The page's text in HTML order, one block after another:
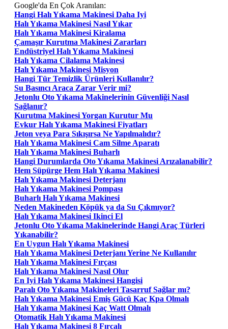
Google'da En Çok Aranılan:
Hangi Halı Yıkama Makinesi Daha Iyi
Halı Yıkama Makinesi Nasıl Yıkar
Halı Yıkama Makinesi Kiralama
Çamaşır Kurutma Makinesi Zararları
Endüstriyel Halı Yıkama Makinesi
Halı Yıkama Cilalama Makinesi
Halı Yıkama Makinesi Misyon
Hangi Tür Temizlik Ürünleri Kullanılır?
Su Basıncı Araca Zarar Verir mi?
Jetonlu Oto Yıkama Makinelerinin Güvenliği Nasıl
Sağlanır?
Kurutma Makinesi Yorgan Kurutur Mu
Evkur Halı Yıkama Makinesi Fiyatları
Jeton veya Para Sıkışırsa Ne Yapılmalıdır?
Halı Yıkama Makinesi Cam Silme Aparatı
Halı Yıkama Makinesi Buharlı
Hangi Durumlarda Oto Yıkama Makinesi Arızalanabilir?
Hem Süpürge Hem Halı Yıkama Makinesi
Halı Yıkama Makinesi Deterjanı
Halı Yıkama Makinesi Pompası
Buharlı Halı Yıkama Makinesi
Neden Makineden Köpük ya da Su Çıkmıyor?
Halı Yıkama Makinesi Ikinci El
Jetonlu Oto Yıkama Makinelerinde Hangi Araç Türleri
Yıkanabilir?
En Uygun Halı Yıkama Makinesi
Halı Yıkama Makinesi Deterjanı Yerine Ne Kullanılır
Halı Yıkama Makinesi Fırçası
Halı Yıkama Makinesi Nasıl Olur
En Iyi Halı Yıkama Makinesi Hangisi
Paralı Oto Yıkama Makineleri Tasarruf Sağlar mı?
Halı Yıkama Makinesi Emiş Gücü Kaç Kpa Olmalı
Halı Yıkama Makinesi Kaç Watt Olmalı
Otomatik Halı Yıkama Makinesi
Halı Yıkama Makinesi 8 Fırçalı